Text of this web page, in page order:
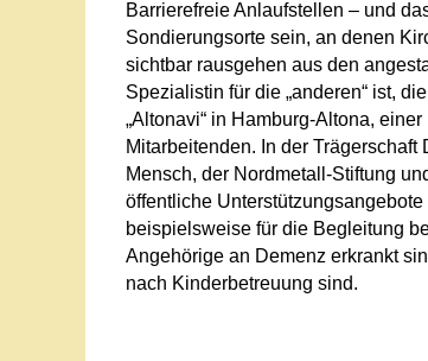
Barrierefreie Anlaufstellen – und
Sondierungsorte sein, an denen
sichtbar rausgehen aus den
Spezialistin für die „anderen“ ist,
„Altonavi“ in Hamburg-Altona,
Mitarbeitenden. In der
Mensch, der Nordmetall-Stiftung
öffentliche
beispielsweise für die Begleitung
Angehörige an Demenz erkrankt
nach Kinderbetreuung sind.